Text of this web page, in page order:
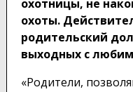
охотницы, не
охоты.
родительский
выходных с
«Родители,